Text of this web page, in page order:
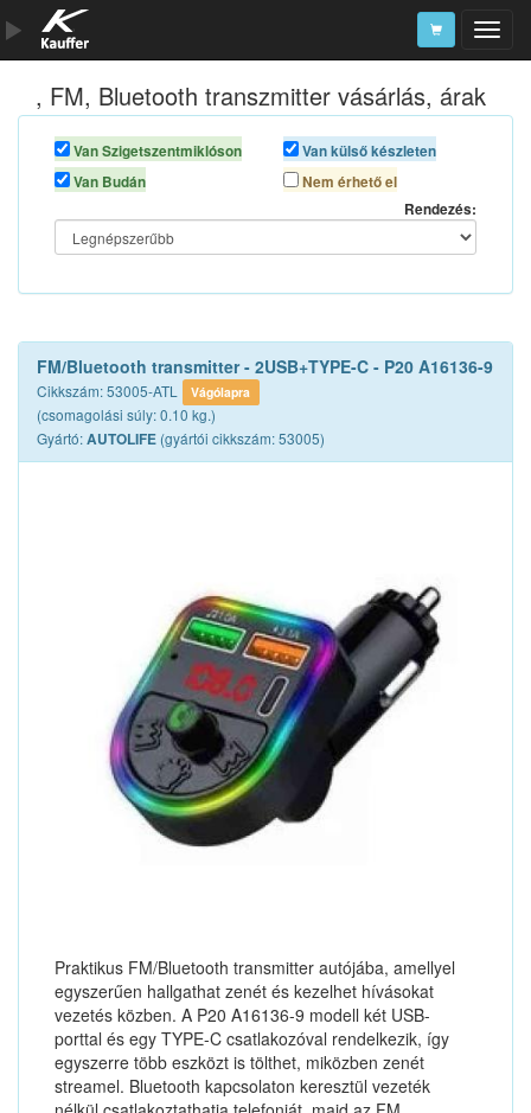
Szerszámkatalógus
Kosár
Alkatrészek
, FM, Bluetooth transzmitter vásárlás, árak
Van Szigetszentmiklóson
Van Budán
Van külső készleten
Nem érhető el
Rendezés:
FM/Bluetooth transmitter - 2USB+TYPE-C - P20 A16136-9
Cikkszám: 53005-ATL Vágólapra
(csomagolási súly: 0.10 kg.)
Gyártó:AUTOLIFE (gyártói cikkszám: 53005)
Praktikus FM/Bluetooth transmitter autójába, amellyel
egyszerűen hallgathat zenét és kezelhet hívásokat
vezetés közben. A P20 A16136-9 modell két USB-
porttal és egy TYPE-C csatlakozóval rendelkezik, így
egyszerre több eszközt is tölthet, miközben zenét
streamel. Bluetooth kapcsolaton keresztül vezeték